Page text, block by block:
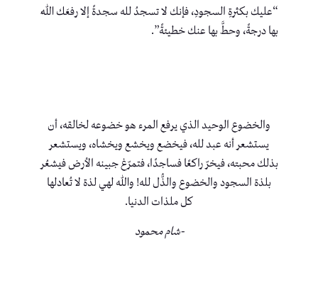
“عليك بكثرةِ السجودِ، فإنك لا تسجدُ لله سجدةً إلا رفعَك اللهُ
بها درجةً، وحطَّ بها عنك خطيئةً”.
والخضوع الوحيد الذي يرفع المرء هو خضوعه لخالقه، أن
يستشعر أنه عبد لله، فيخضع ويخشع ويخشاه، ويستشعر
بذلك محبته، فيخرّ راكعًا فساجدًا، فتمرّغ جبينه الأرض فيشعُر
بلذة السجود والخضوع والذُّل لله! والله لهي لذة لا تُعادلها
كل ملذات الدنيا.
-شام محمود